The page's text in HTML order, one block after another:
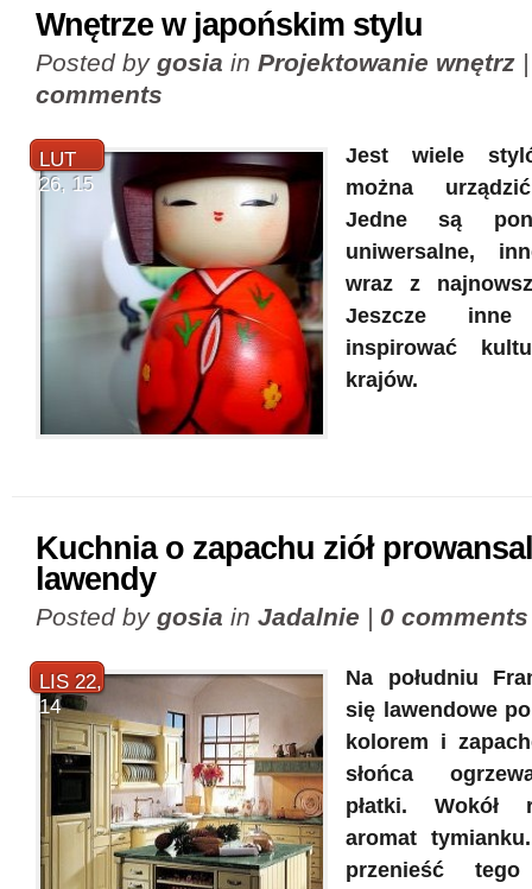
Wnętrze w japońskim stylu
Posted by gosia in Projektowanie wnętrz
comments
LUT
26, 15
Jest wiele
można
Jedne są
uniwersalne,
wraz z
Jeszcze
inspirować
krajów.
Kuchnia o zapachu ziół
lawendy
Posted by gosia in Jadalnie | 0 comments
LIS 22,
14
Na południu
się lawendowe
kolorem i
słońca
płatki. Wokół
aromat
przenieść